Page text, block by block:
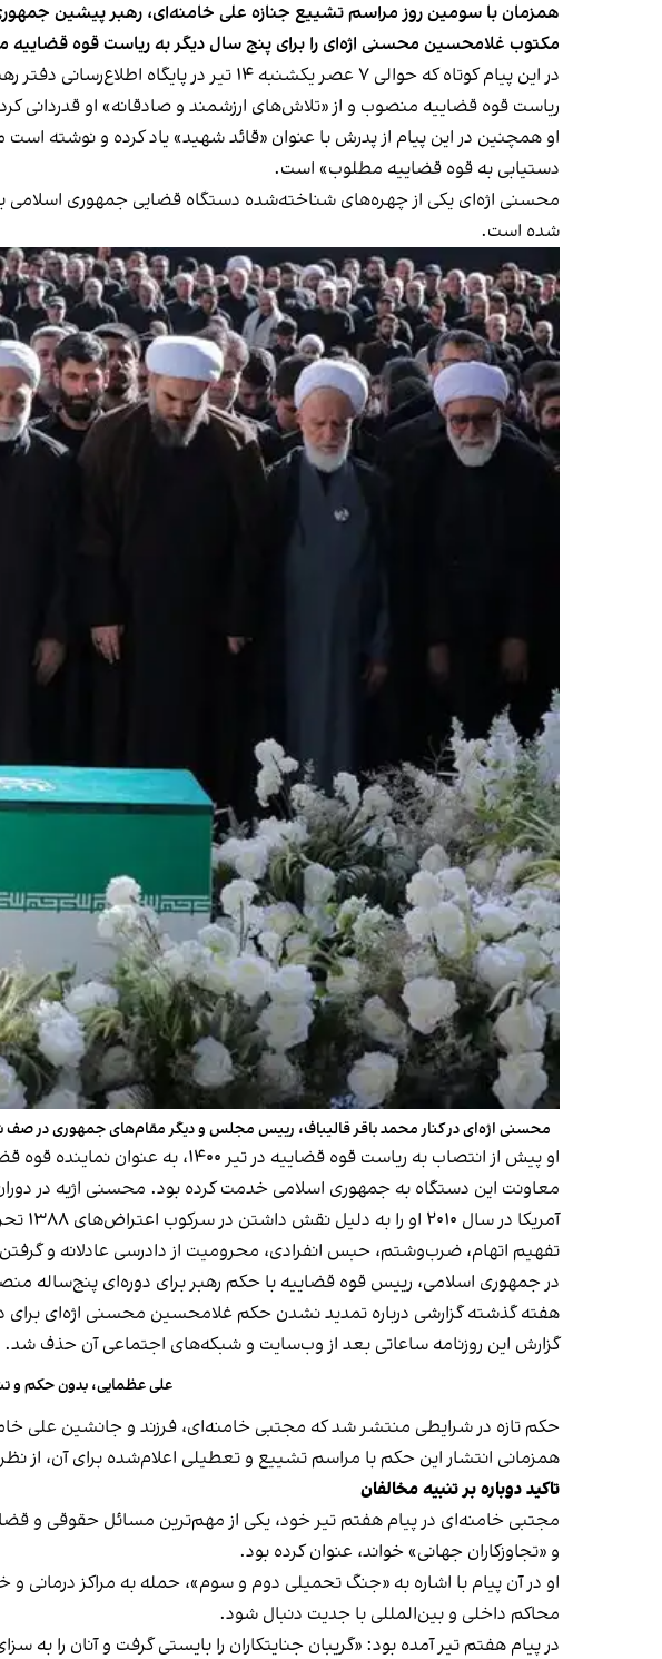
همزمان با سومین روز مراسم تشییع جنازه علی خامنه‌ای، رهبر پیشین
مکتوب غلامحسین محسنی اژه‌ای را برای پنج سال دیگر به ریاست قوه
ریاست قوه قضاییه منصوب و از «تلاش‌های ارزشمند و صادقانه» او قدردانی
دستیابی به قوه قضاییه مطلوب» است.
محسنی اژه‌ای یکی از چهر‌ه‌های شناخته‌شده دستگاه قضایی جمهوری
شده است.
محسنی اژه‌ای در کنار محمد باقر قالیباف، رییس مجلس و دیگر مقام‌های جمهوری در
او پیش از انتصاب به ریاست قوه
معاونت این دستگاه به جمهوری اسلامی خدمت کرده بود. محسنی اژیه در
تفهیم اتهام، ضرب‌وشتم، حبس انفرادی، محرومیت از دادرسی عادلانه و
در جمهوری اسلامی، رییس قوه قضاییه با حکم رهبر برای دوره‌ای
هفته گذشته گزارشی درباره تمدید نشدن حکم غلامحسین محسنی اژه‌ای برای
گزارش این روزنامه ساعاتی بعد از وب‌سایت و شبکه‌های اجتماعی آن حذف شد.
علی عظمایی، بدون حکم و
حکم تازه در شرایطی منتشر شد که مجتبی خامنه‌ای، فرزند و جانشین علی
همزمانی انتشار این حکم با مراسم تشییع و تعطیلی اعلام‌شده برای آن،
تاکید دوباره بر تنبیه مخالفان
مجتبی خامنه‌ای در پیام هفتم تیر خود، یکی از مهم‌ترین مسائل حقوقی و
و «تجاوزکاران جهانی» خواند، عنوان کرده بود.
او در آن پیام با اشاره به «جنگ تحمیلی دوم و سوم»، حمله به مراکز درمانی
محاکم داخلی و بین‌المللی با جدیت دنبال شود.
در پیام هفتم تیر آمده بود: «گریبان جنایتکاران را بایستی گرفت و آنان را به